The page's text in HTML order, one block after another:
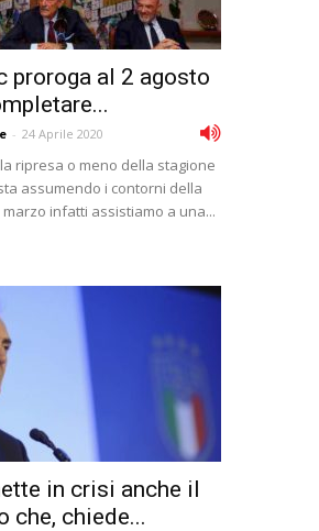
proroga al 2 agosto
- 24 Aprile 2020
ripresa o meno della stagione
assumendo i contorni della
infatti assistiamo a una...
in crisi anche il
che, chiede...